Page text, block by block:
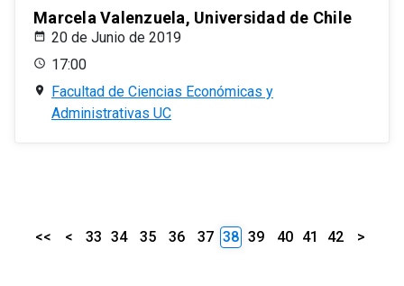
Marcela Valenzuela, Universidad de Chile
20 de Junio de 2019
17:00
Facultad de Ciencias Económicas y
Administrativas UC
<< < 33 34 35 36 37 38 39 40 41 42 >